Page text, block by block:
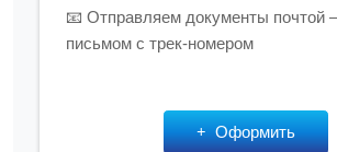
📧 Отправляем документы почтой
письмом с трек-номером
Оформить